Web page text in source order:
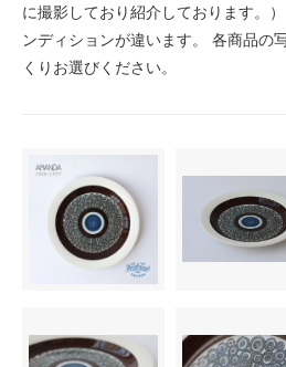
に撮影しており紹介しております。
ンディションが違います。 各商品の
くりお選びください。